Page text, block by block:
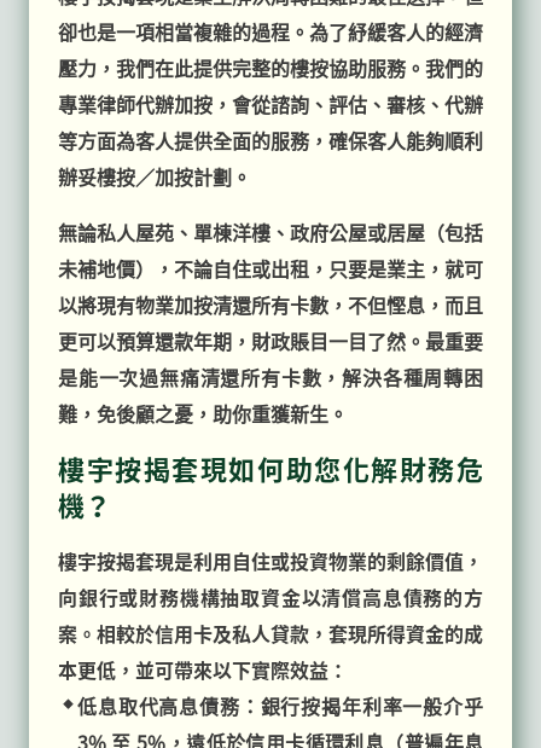
卻也是一項相當複雜的過程。為了紓緩客人的經濟
壓力，我們在此提供完整的樓按協助服務。我們的
專業律師代辦加按，會從諮詢、評估、審核、代辦
等方面為客人提供全面的服務，確保客人能夠順利
辦妥樓按／加按計劃。
無論私人屋苑、單棟洋樓、政府公屋或居屋（包括
未補地價），不論自住或出租，只要是業主，就可
以將現有物業加按清還所有卡數，不但慳息，而且
更可以預算還款年期，財政賬目一目了然。最重要
是能一次過無痛清還所有卡數，解決各種周轉困
難，免後顧之憂，助你重獲新生。
樓宇按揭套現如何助您化解財務危
機？
樓宇按揭套現是利用自住或投資物業的剩餘價值，
向銀行或財務機構抽取資金以清償高息債務的方
案。相較於信用卡及私人貸款，套現所得資金的成
本更低，並可帶來以下實際效益：
低息取代高息債務：銀行按揭年利率一般介乎